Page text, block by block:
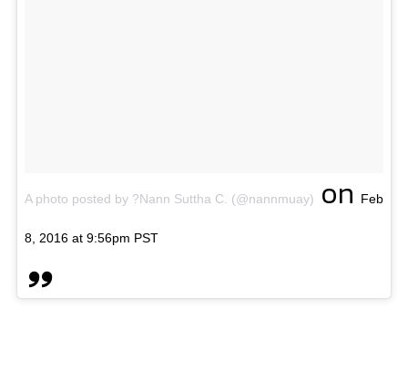
A photo posted by ?Nann Suttha C. (@nannmuay) on Feb
8, 2016 at 9:56pm PST